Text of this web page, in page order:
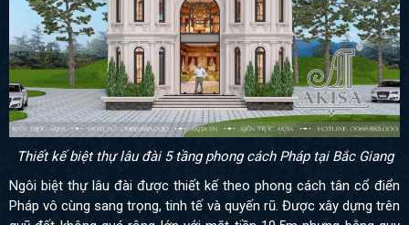
Thiết kế biệt thự lâu đài 5 tầng phong cách Pháp tại Bắc Giang
Ngôi biệt thự lâu đài được thiết kế theo phong cách tân cổ điển
Pháp vô cùng sang trọng, tinh tế và quyến rũ. Được xây dựng trên